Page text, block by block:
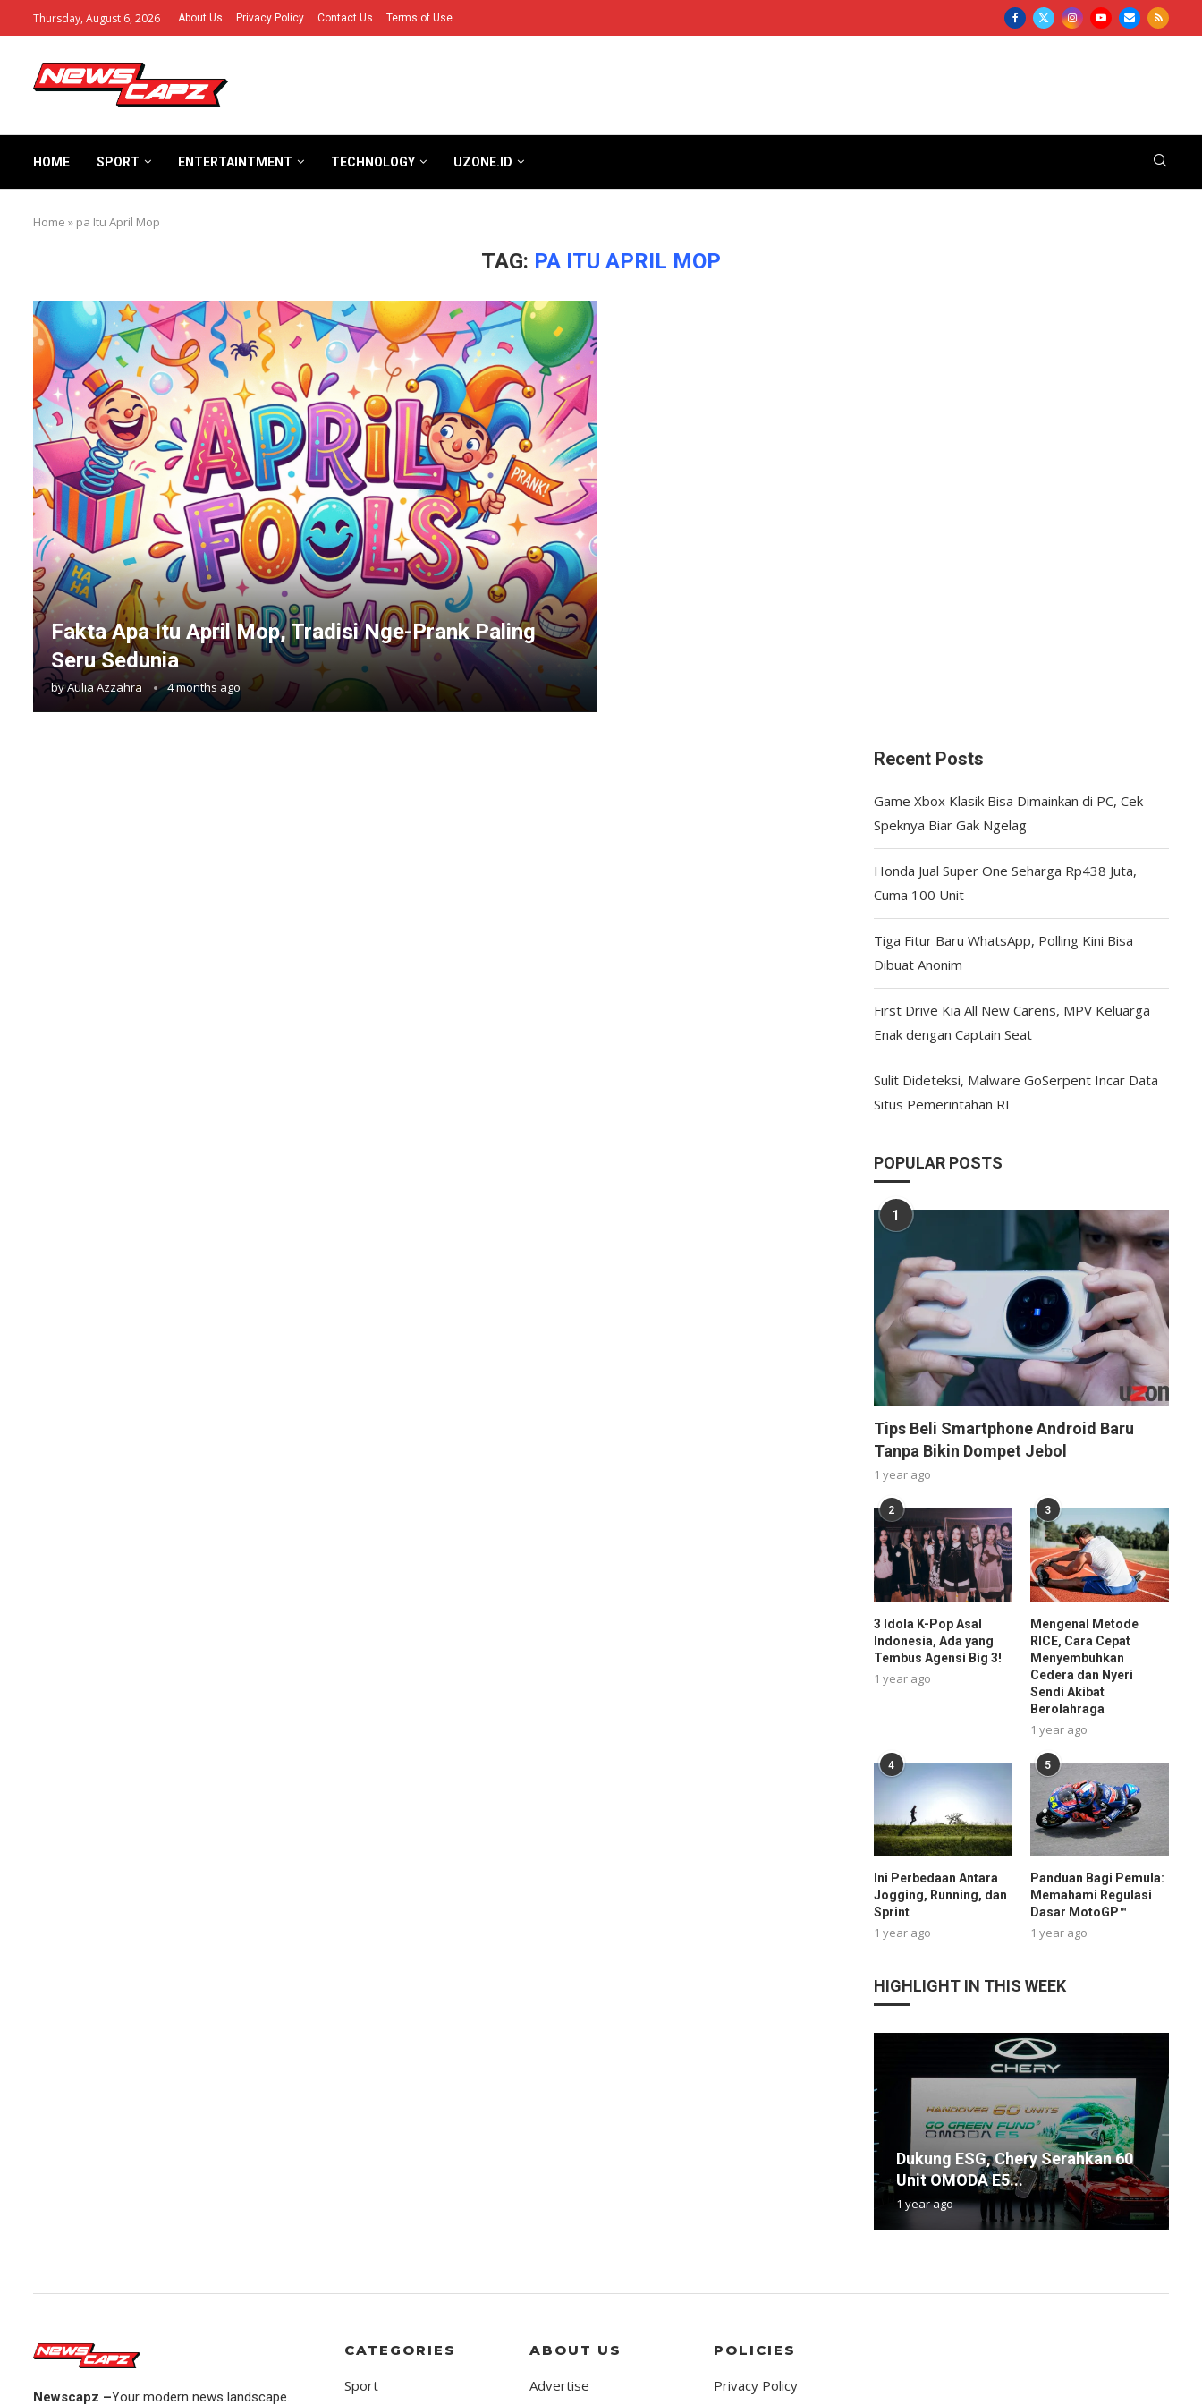
Thursday, August 6, 2026 About Us Privacy Policy Contact Us Terms of Use
HOME SPORT ENTERTAINTMENT TECHNOLOGY UZONE.ID
Home » pa Itu April Mop
TAG: PA ITU APRIL MOP
Fakta Apa Itu April Mop, Tradisi Nge-Prank Paling
Seru Sedunia
byAulia Azzahra 4 months ago
Recent Posts
Game Xbox Klasik Bisa Dimainkan di PC, Cek
Speknya Biar Gak Ngelag
Honda Jual Super One Seharga Rp438 Juta,
Cuma 100 Unit
Tiga Fitur Baru WhatsApp, Polling Kini Bisa
Dibuat Anonim
First Drive Kia All New Carens, MPV Keluarga
Enak dengan Captain Seat
Sulit Dideteksi, Malware GoSerpent Incar Data
Situs Pemerintahan RI
POPULAR POSTS
1
Tips Beli Smartphone Android Baru
Tanpa Bikin Dompet Jebol
1 year ago
2
3 Idola K-Pop Asal
Indonesia, Ada yang
Tembus Agensi Big 3!
1 year ago
3
Mengenal Metode
RICE, Cara Cepat
Menyembuhkan
Cedera dan Nyeri
Sendi Akibat
Berolahraga
1 year ago
4
Ini Perbedaan Antara
Jogging, Running, dan
Sprint
1 year ago
5
Panduan Bagi Pemula:
Memahami Regulasi
Dasar MotoGP™
1 year ago
HIGHLIGHT IN THIS WEEK
Dukung ESG, Chery Serahkan 60
Unit OMODA E5...
1 year ago
Newscapz –Your modern news landscape.
CATEGORIES
Sport
ABOUT US
Advertise
POLICIES
Privacy Policy